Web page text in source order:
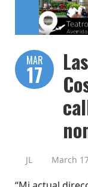
MAR
17
JL March